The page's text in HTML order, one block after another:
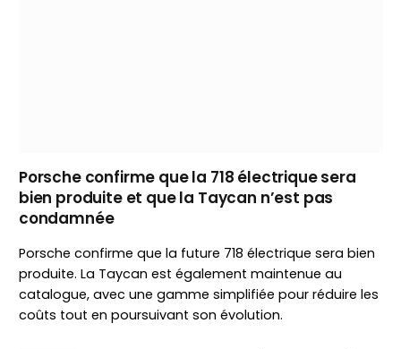
Porsche confirme que la 718 électrique sera
bien produite et que la Taycan n’est pas
condamnée
Porsche confirme que la future 718 électrique sera bien
produite. La Taycan est également maintenue au
catalogue, avec une gamme simplifiée pour réduire les
coûts tout en poursuivant son évolution.